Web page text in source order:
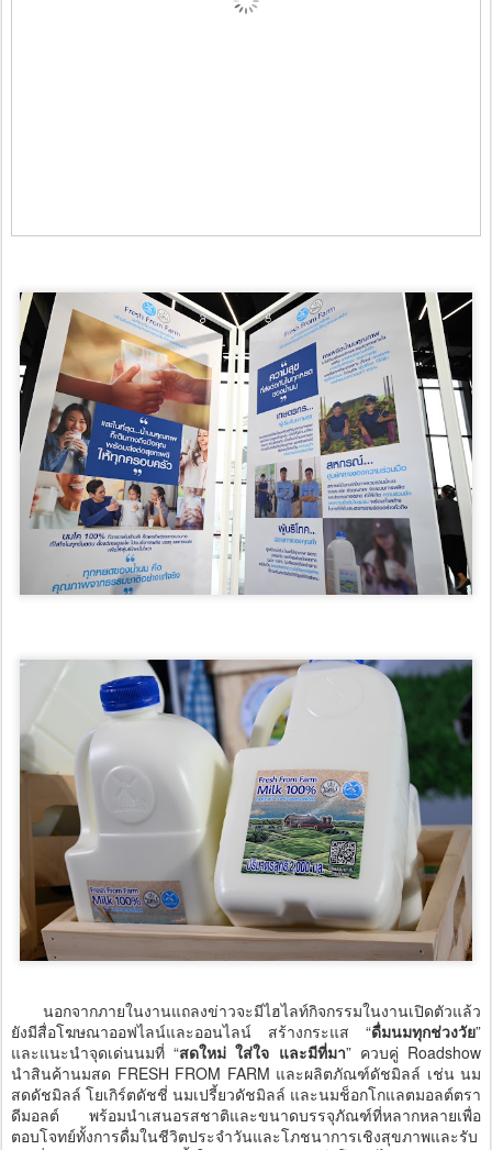
นอกจากภายในงานแถลงข่าวจะมีไฮไลท์กิจกรรมในงานเปิดตัวแล้ว
ยังมีสื่อโฆษณาออฟไลน์และออนไลน์ สร้างกระแส “ดื่มนมทุกช่วงวัย”
และแนะนำจุดเด่นนมที่ “สดใหม่ ใส่ใจ และมีที่มา” ควบคู่ Roadshow
นำสินค้านมสด FRESH FROM FARM และผลิตภัณฑ์ดัชมิลล์ เช่น นม
สดดัชมิลล์ โยเกิร์ตดัชชี่ นมเปรี้ยวดัชมิลล์ และนมช็อกโกแลตมอลต์ตรา
ดีมอลต์ พร้อมนำเสนอรสชาติและขนาดบรรจุภัณฑ์ที่หลากหลายเพื่อ
ตอบโจทย์ทั้งการดื่มในชีวิตประจำวันและโภชนาการเชิงสุขภาพและรับ